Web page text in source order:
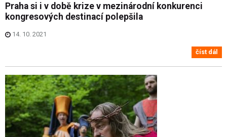
Praha si i v době krize v mezinárodní konkurenci
kongresových destinací polepšila
14. 10. 2021
číst dál